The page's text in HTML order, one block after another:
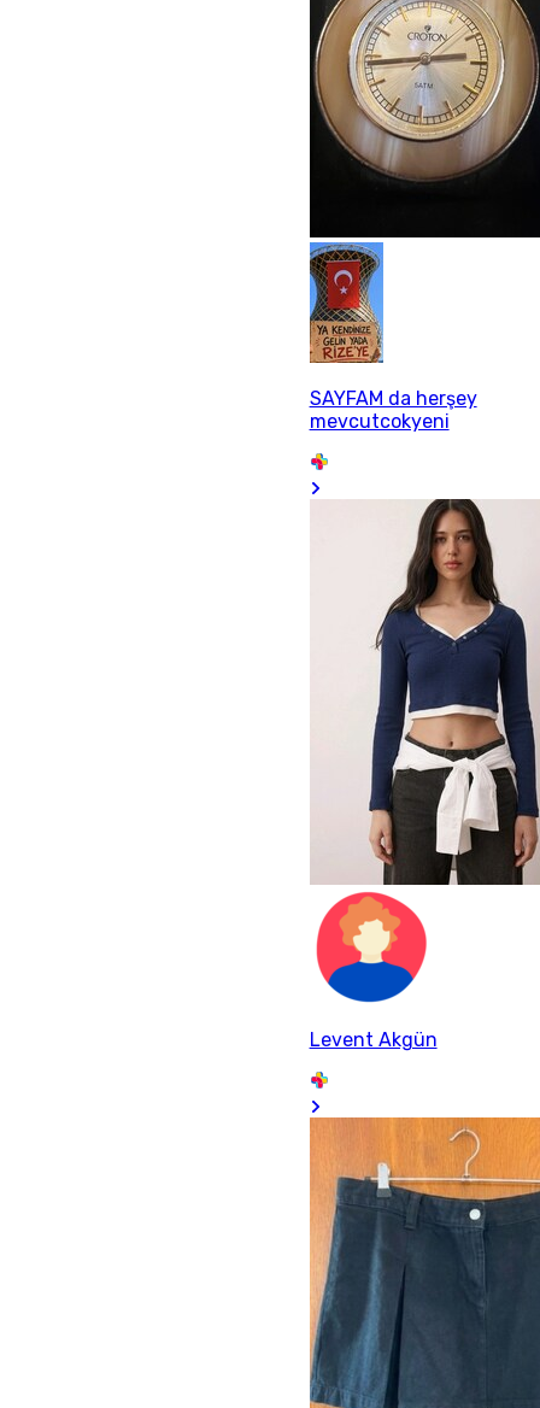
SAYFAM da herşey
mevcutcokyeni
Levent Akgün